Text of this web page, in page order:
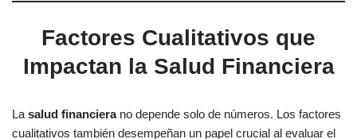
Factores Cualitativos que
Impactan la Salud Financiera
La salud financierano depende solo de números. Los factores
cualitativos también desempeñan un papel crucial al evaluar el